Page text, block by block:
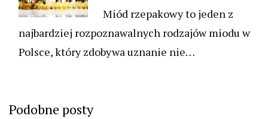
Miód rzepakowy to jeden z
najbardziej rozpoznawalnych rodzajów miodu w
Polsce, który zdobywa uznanie nie…
Podobne posty